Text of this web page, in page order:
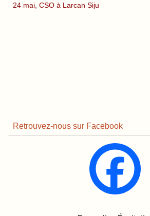
24 mai, CSO à Larcan Siju
Retrouvez-nous sur Facebook